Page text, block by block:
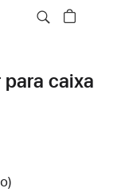
caixa